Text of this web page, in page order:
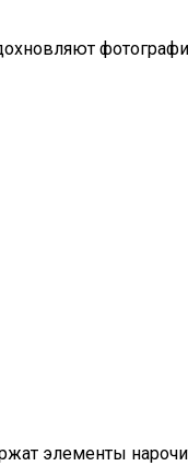
элементы